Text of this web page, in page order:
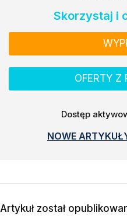
Skorzystaj i
OFERTY Z
Dostęp
NOWE
Artykuł został